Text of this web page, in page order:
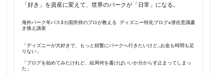
「好き」を資産に変えて、世界のパークが「日常」になる。
海外パーク年パス3カ国所持のプロが教える ディズニー特化ブログ×潜在意識書
き換え講座
「ディズニーが大好きで、もっと頻繁にパークへ行きたいけど…お金も時間も足
りない」
「ブログを始めてみたけれど、結局何を書けばいいか分からず止まってしまっ
た」